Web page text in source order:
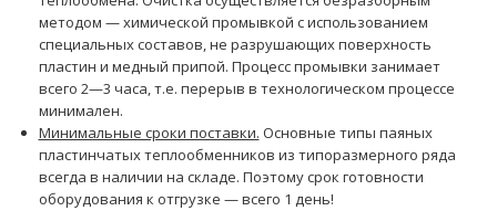
методом — химической промывкой с использованием
специальных составов, не разрушающих поверхность
пластин и медный припой. Процесс промывки занимает
всего 2—3 часа, т.е. перерыв в технологическом процессе
минимален.
Минимальные сроки поставки. Основные типы паяных
пластинчатых теплообменников из типоразмерного ряда
всегда в наличии на складе. Поэтому срок готовности
оборудования к отгрузке — всего 1 день!